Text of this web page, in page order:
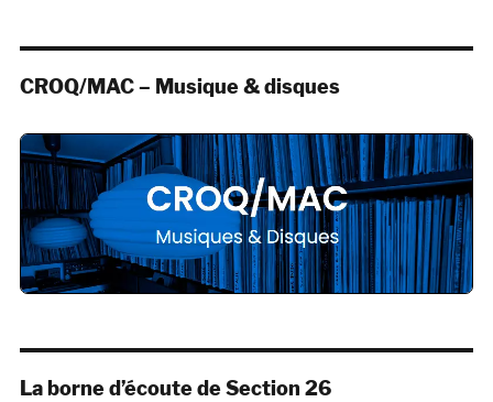
CROQ/MAC – Musique & disques
La borne d’écoute de Section 26